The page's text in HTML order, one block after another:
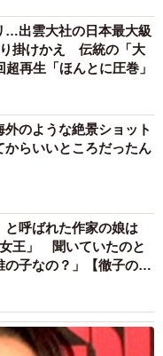
…出雲大社の日本最大級
り掛けかえ 伝統の「大
再生「ほんとに圧巻」
外のような絶景ショット
からいいところだったん
と呼ばれた作家の娘は
女王」 聞いていたのと
子なの？」【徹子の部